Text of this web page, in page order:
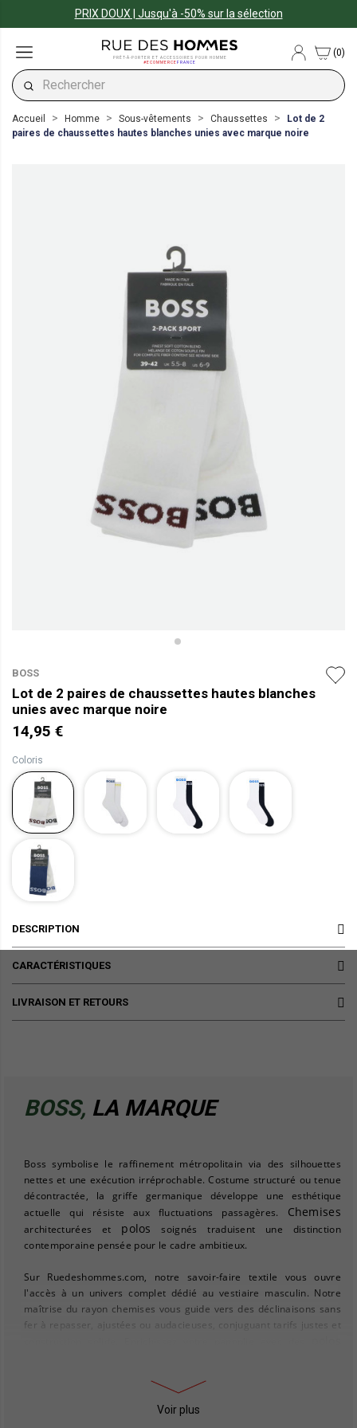
PRIX DOUX | Jusqu'à -50% sur la sélection
PRÊT-À-PORTER ET ACCESSOIRES POUR HOMME
#ECOMMERCEFRANCE
(0)
Accueil Homme Sous-vêtements Chaussettes
Lot de 2
paires de chaussettes hautes blanches unies avec marque noire
BOSS
Lot de 2 paires de chaussettes hautes blanches
unies avec marque noire
14,95 €
Coloris
DESCRIPTION
CARACTÉRISTIQUES
LIVRAISON ET RETOURS
BOSS, LA MARQUE
Boss symbolise le raffinement métropolitain via des silhouettes
nettes et une exécution irréprochable. Costume structuré ou tenue
décontractée, la griffe germanique développe une esthétique
actuelle qui résiste aux fluctuations passagères. Chemises
architecturées et polos
soignés traduisent une distinction
contemporaine pensée pour le cadre ambitieux.
Sur Ruedeshommes.com, notre savoir-faire textile vous ouvre
l'accès à un univers complet dédié au vestiaire masculin. Notre
maîtrise du rayon chemises vous guide vers des déclinaisons sans
fer à repasser, ajustées ou audacieuses, conjuguant tarifs justes et
Envie d'étoffer votre dressing ? Parcourez notre catalogue
Voir plus